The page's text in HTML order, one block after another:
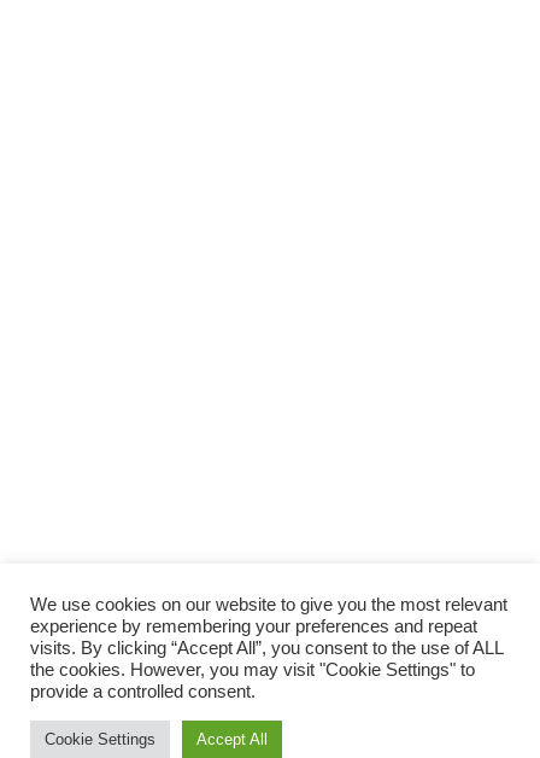
© 2014 Vivirsanos.com
We use cookies on our website to give you the most relevant
experience by remembering your preferences and repeat
visits. By clicking “Accept All”, you consent to the use of ALL
the cookies. However, you may visit "Cookie Settings" to
provide a controlled consent.
Cookie Settings Accept All